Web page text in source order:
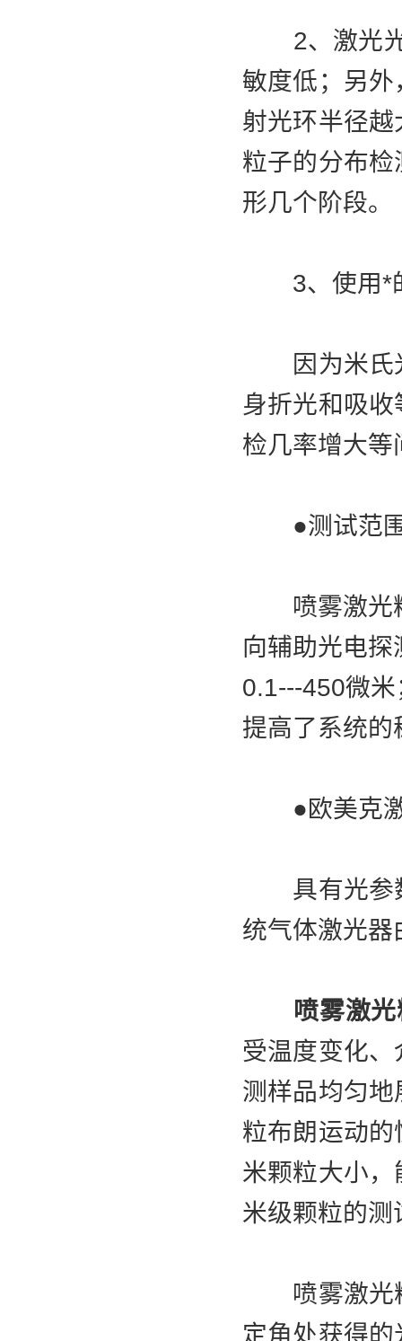
2、激光光
敏度低；另
射光环半径
粒子的分布
形几个阶段。
3、使用*
因为米氏光
身折光和吸
检几率增大等
●测试范
喷雾激光粒
向辅助光电
0.1---450微
提高了系统
●欧美克激
具有光参数
统气体激光
喷雾激
受温度变化
测样品均匀
粒布朗运动
米颗粒大小
米级颗粒的测
喷雾激光粒
定角处获得